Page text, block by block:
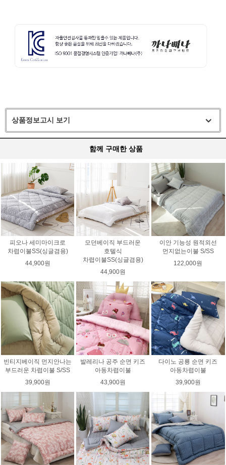
상품정보고시 보기
함께 구매한 상품
피오나 세미마이크로
차렵이불SS(싱글겸용)
44,900원
모던베이직 부드러운
호텔식
차렵이불SS(싱글겸용)
44,900원
이안 기능성 원적외선
먼지없는이불 S/SS
122,000원
빈티지베이직 먼지안나는
부드러운 차렵이불 S/SS
39,900원
발레리나 공주 순면 키즈
아동차렵이불
43,900원
다이노 공룡 순면 키즈
아동차렵이불
39,900원